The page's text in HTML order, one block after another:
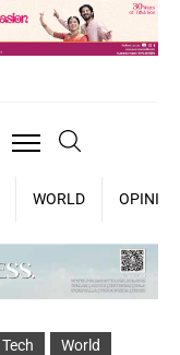
WORLD OPINION
Tech World